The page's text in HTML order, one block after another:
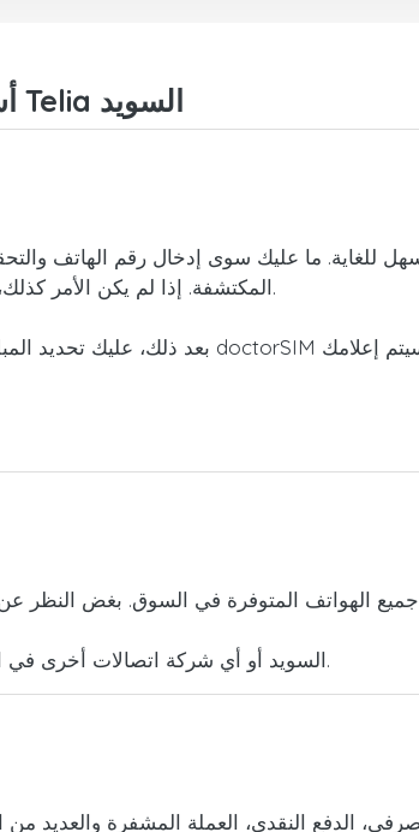
أسئلة وأجوبة حول إعادة شحن رصيد Telia السويد
المكتشفة. إذا لم يكن الأمر.
بعد ذلك، عليك تحديد
جميع الهواتف المتوفرة في السوق. بغض النظر عن
يمكنك استخدام الخدمة لإرسال الأموال إلى هاتف محمول تابع لشركة Telia السويد أو أي شركة اتصالات أخرى في العالم بسرعة وسهولة.